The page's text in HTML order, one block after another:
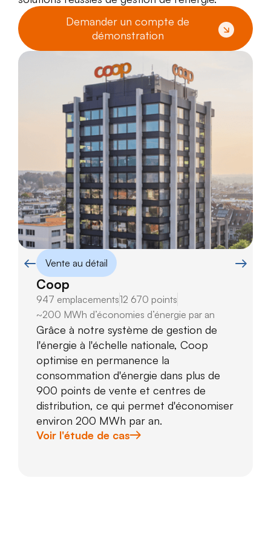
Demander un compte de
démonstration
Vente au détail
Coop
947 emplacements12 670 points
~200 MWh d’économies d’énergie par an
Grâce à notre système de gestion de
l'énergie à l'échelle nationale, Coop
optimise en permanence la
consommation d'énergie dans plus de
900 points de vente et centres de
distribution, ce qui permet d'économiser
environ 200 MWh par an.
Voir l'étude de cas